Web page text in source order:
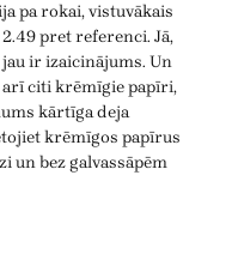
pa rokai, vistuvākais
2.49 pret referenci. Jā,
ir izaicinājums. Un
arī citi krēmīgie papīri,
kārtīga deja
krēmīgos papīrus
un bez galvassāpēm